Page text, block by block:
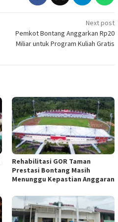
Next post
Pemkot Bontang Anggarkan Rp20
Miliar untuk Program Kuliah Gratis
Rehabilitasi GOR Taman
Prestasi Bontang Masih
Menunggu Kepastian Anggaran